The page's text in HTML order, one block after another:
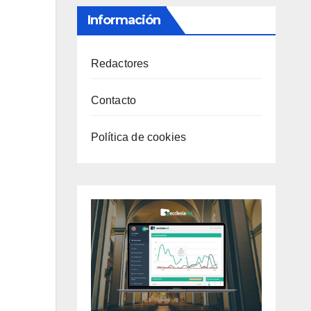
Información
Redactores
Contacto
Política de cookies